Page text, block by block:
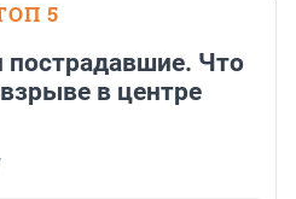
5
пострадавшие. Что
в центре